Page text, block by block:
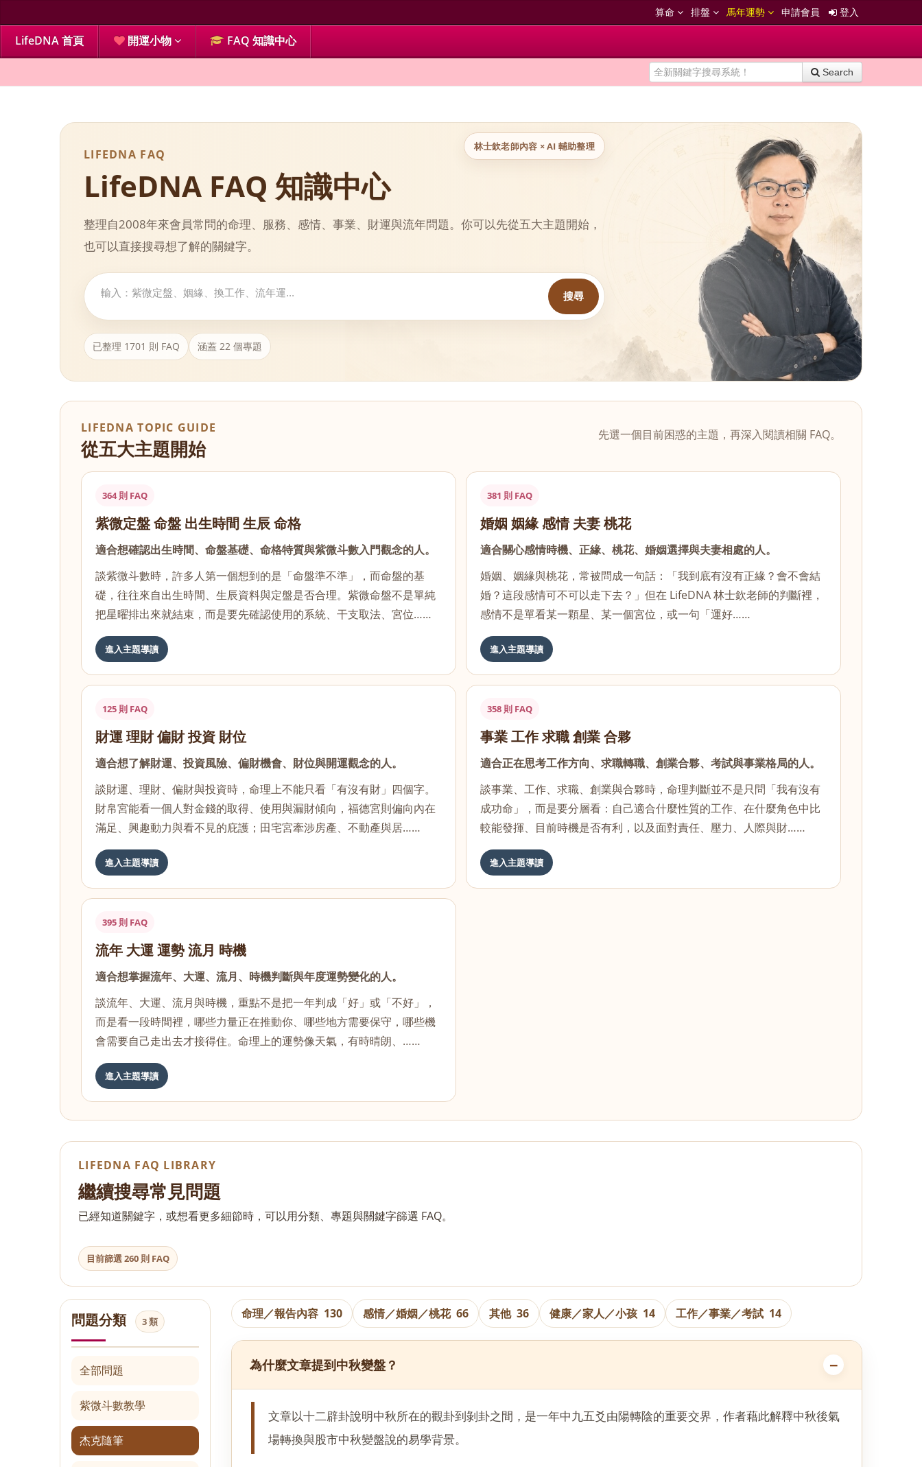
算命 排盤 馬年運勢 申請會員 登入
LifeDNA 首頁 開運小物 FAQ 知識中心
Search
林士欽老師內容 × AI 輔助整理
LIFEDNA FAQ
LifeDNA FAQ 知識中心
整理自2008年來會員常問的命理、服務、感情、事業、財運與流年問題。你可以先從五大主題開始，
也可以直接搜尋想了解的關鍵字。
搜尋
已整理 1701 則 FAQ 涵蓋 22 個專題
LIFEDNA TOPIC GUIDE
從五大主題開始
先選一個目前困惑的主題，再深入閱讀相關 FAQ。
364 則 FAQ
紫微定盤 命盤 出生時間 生辰 命格
適合想確認出生時間、命盤基礎、命格特質與紫微斗數入門觀念的人。
談紫微斗數時，許多人第一個想到的是「命盤準不準」，而命盤的基
礎，往往來自出生時間、生辰資料與定盤是否合理。紫微命盤不是單純
把星曜排出來就結束，而是要先確認使用的系統、干支取法、宮位……
進入主題導讀
381 則 FAQ
婚姻 姻緣 感情 夫妻 桃花
適合關心感情時機、正緣、桃花、婚姻選擇與夫妻相處的人。
婚姻、姻緣與桃花，常被問成一句話：「我到底有沒有正緣？會不會結
婚？這段感情可不可以走下去？」但在 LifeDNA 林士欽老師的判斷裡，
感情不是單看某一顆星、某一個宮位，或一句「運好……
進入主題導讀
125 則 FAQ
財運 理財 偏財 投資 財位
適合想了解財運、投資風險、偏財機會、財位與開運觀念的人。
談財運、理財、偏財與投資時，命理上不能只看「有沒有財」四個字。
財帛宮能看一個人對金錢的取得、使用與漏財傾向，福德宮則偏向內在
滿足、興趣動力與看不見的庇護；田宅宮牽涉房產、不動產與居……
進入主題導讀
358 則 FAQ
事業 工作 求職 創業 合夥
適合正在思考工作方向、求職轉職、創業合夥、考試與事業格局的人。
談事業、工作、求職、創業與合夥時，命理判斷並不是只問「我有沒有
成功命」，而是要分層看：自己適合什麼性質的工作、在什麼角色中比
較能發揮、目前時機是否有利，以及面對責任、壓力、人際與財……
進入主題導讀
395 則 FAQ
流年 大運 運勢 流月 時機
適合想掌握流年、大運、流月、時機判斷與年度運勢變化的人。
談流年、大運、流月與時機，重點不是把一年判成「好」或「不好」，
而是看一段時間裡，哪些力量正在推動你、哪些地方需要保守，哪些機
會需要自己走出去才接得住。命理上的運勢像天氣，有時晴朗、……
進入主題導讀
LIFEDNA FAQ LIBRARY
繼續搜尋常見問題
已經知道關鍵字，或想看更多細節時，可以用分類、專題與關鍵字篩選 FAQ。
目前篩選 260 則 FAQ
問題分類 3 類
全部問題
紫微斗數教學
杰克隨筆
命理／報告內容 130 感情／婚姻／桃花 66 其他 36 健康／家人／小孩 14 工作／事業／考試 14
為什麼文章提到中秋變盤？
文章以十二辟卦說明中秋所在的觀卦到剝卦之間，是一年中九五爻由陽轉陰的重要交界，作者藉此解釋中秋後氣
場轉換與股市中秋變盤說的易學背景。